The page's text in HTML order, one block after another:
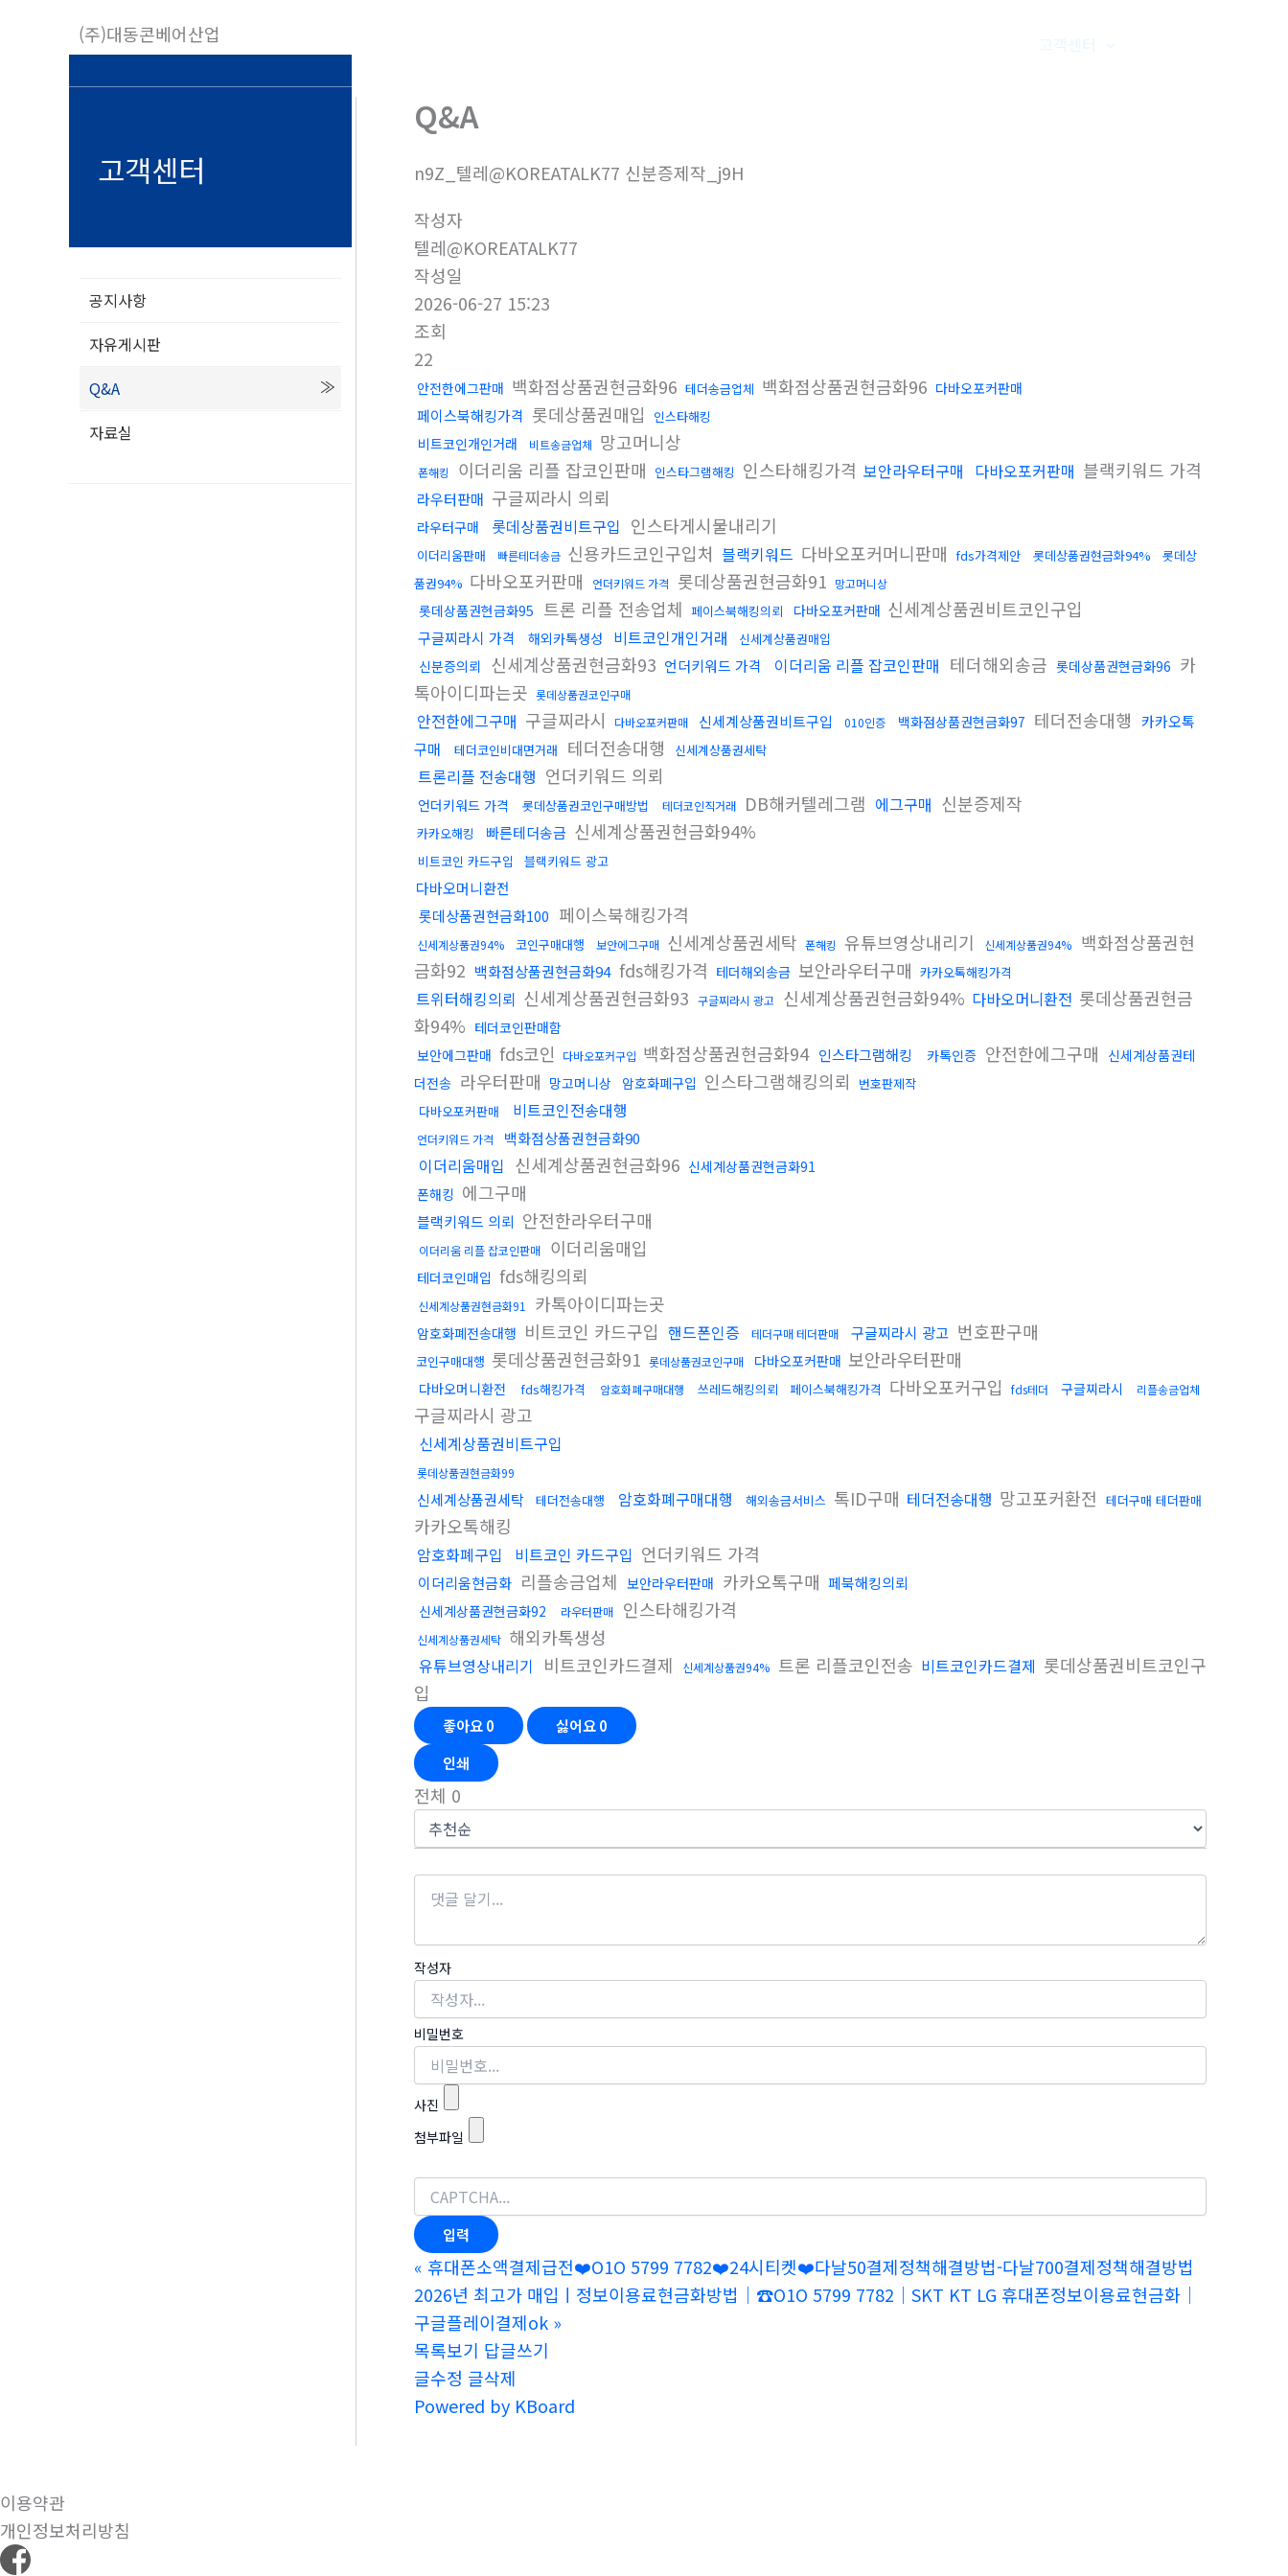
(주)대동콘베어산업 고객센터
고객센터
공지사항
자유게시판
Q&A
자료실
Q&A
n9Z_텔레@KOREATALK77 신분증제작_j9H
작성자
텔레@KOREATALK77
작성일
2026-06-27 15:23
조회
22
안전한에그판매 백화점상품권현금화96 테더송금업체 백화점상품권현금화96 다바오포커판매
페이스북해킹가격 롯데상품권매입 인스타해킹
비트코인개인거래 비트송금업체 망고머니상
폰해킹 이더리움 리플 잡코인판매 인스타그램해킹 인스타해킹가격 보안라우터구매 다바오포커판매 블랙키워드 가격
라우터판매 구글찌라시 의뢰
라우터구매 롯데상품권비트구입 인스타게시물내리기
이더리움판매 빠른테더송금 신용카드코인구입처 블랙키워드 다바오포커머니판매 fds가격제안 롯데상품권현금화94%
롯데상
품권94% 다바오포커판매 언더키워드 가격 롯데상품권현금화91 망고머니상
롯데상품권현금화95 트론 리플 전송업체 페이스북해킹의뢰 다바오포커판매 신세계상품권비트코인구입
구글찌라시 가격 해외카톡생성 비트코인개인거래 신세계상품권매입
신분증의뢰 신세계상품권현금화93 언더키워드 가격 이더리움 리플 잡코인판매 테더해외송금 롯데상품권현금화96 카
톡아이디파는곳 롯데상품권코인구매
안전한에그구매 구글찌라시 다바오포커판매 신세계상품권비트구입 010인증 백화점상품권현금화97 테더전송대행 카카오톡
구매
테더코인비대면거래 테더전송대행 신세계상품권세탁
트론리플 전송대행 언더키워드 의뢰
언더키워드 가격 롯데상품권코인구매방법 테더코인직거래 DB해커텔레그램 에그구매 신분증제작
카카오해킹 빠른테더송금 신세계상품권현금화94%
비트코인 카드구입 블랙키워드 광고
다바오머니환전
롯데상품권현금화100 페이스북해킹가격
신세계상품권94% 코인구매대행 보안에그구매 신세계상품권세탁 폰해킹 유튜브영상내리기 신세계상품권94%
백화점상품권현
금화92 백화점상품권현금화94 fds해킹가격 테더해외송금 보안라우터구매 카카오톡해킹가격
트위터해킹의뢰 신세계상품권현금화93 구글찌라시 광고 신세계상품권현금화94% 다바오머니환전 롯데상품권현금
화94% 테더코인판매함
보안에그판매 fds코인 다바오포커구입 백화점상품권현금화94 인스타그램해킹 카톡인증 안전한에그구매 신세계상품권테
더전송 라우터판매 망고머니상 암호화폐구입 인스타그램해킹의뢰
번호판제작
다바오포커판매
비트코인전송대행
언더키워드 가격 백화점상품권현금화90
이더리움매입 신세계상품권현금화96 신세계상품권현금화91
폰해킹 에그구매
블랙키워드 의뢰 안전한라우터구매
이더리움 리플 잡코인판매 이더리움매입
테더코인매입 fds해킹의뢰
신세계상품권현금화91 카톡아이디파는곳
암호화폐전송대행 비트코인 카드구입 핸드폰인증 테더구매 테더판매 구글찌라시 광고 번호판구매
코인구매대행 롯데상품권현금화91 롯데상품권코인구매 다바오포커판매 보안라우터판매
다바오머니환전 fds해킹가격 암호화폐구매대행 쓰레드해킹의뢰 페이스북해킹가격 다바오포커구입 fds테더 구글찌라시 리플송금업체
구글찌라시 광고
신세계상품권비트구입
롯데상품권현금화99
신세계상품권세탁 테더전송대행 암호화폐구매대행 해외송금서비스 톡ID구매 테더전송대행 망고포커환전 테더구매 테더판매
카카오톡해킹
암호화폐구입 비트코인 카드구입 언더키워드 가격
이더리움현금화 리플송금업체 보안라우터판매 카카오톡구매 페북해킹의뢰
신세계상품권현금화92 라우터판매 인스타해킹가격
신세계상품권세탁 해외카톡생성
유튜브영상내리기 비트코인카드결제 신세계상품권94% 트론 리플코인전송 비트코인카드결제 롯데상품권비트코인구
입
좋아요0 싫어요0
인쇄
전체 0
작성자
비밀번호
사진
첨부파일
« 휴대폰소액결제급전❤️O1O 5799 7782❤️24시티켓❤️다날50결제정책해결방법-다날700결제정책해결방법
2026년 최고가 매입ㅣ정보이용료현금화방법｜☎O1O 5799 7782｜SKT KT LG 휴대폰정보이용료현금화｜
구글플레이결제ok »
목록보기 답글쓰기
글수정 글삭제
Powered by KBoard
이용약관
개인정보처리방침